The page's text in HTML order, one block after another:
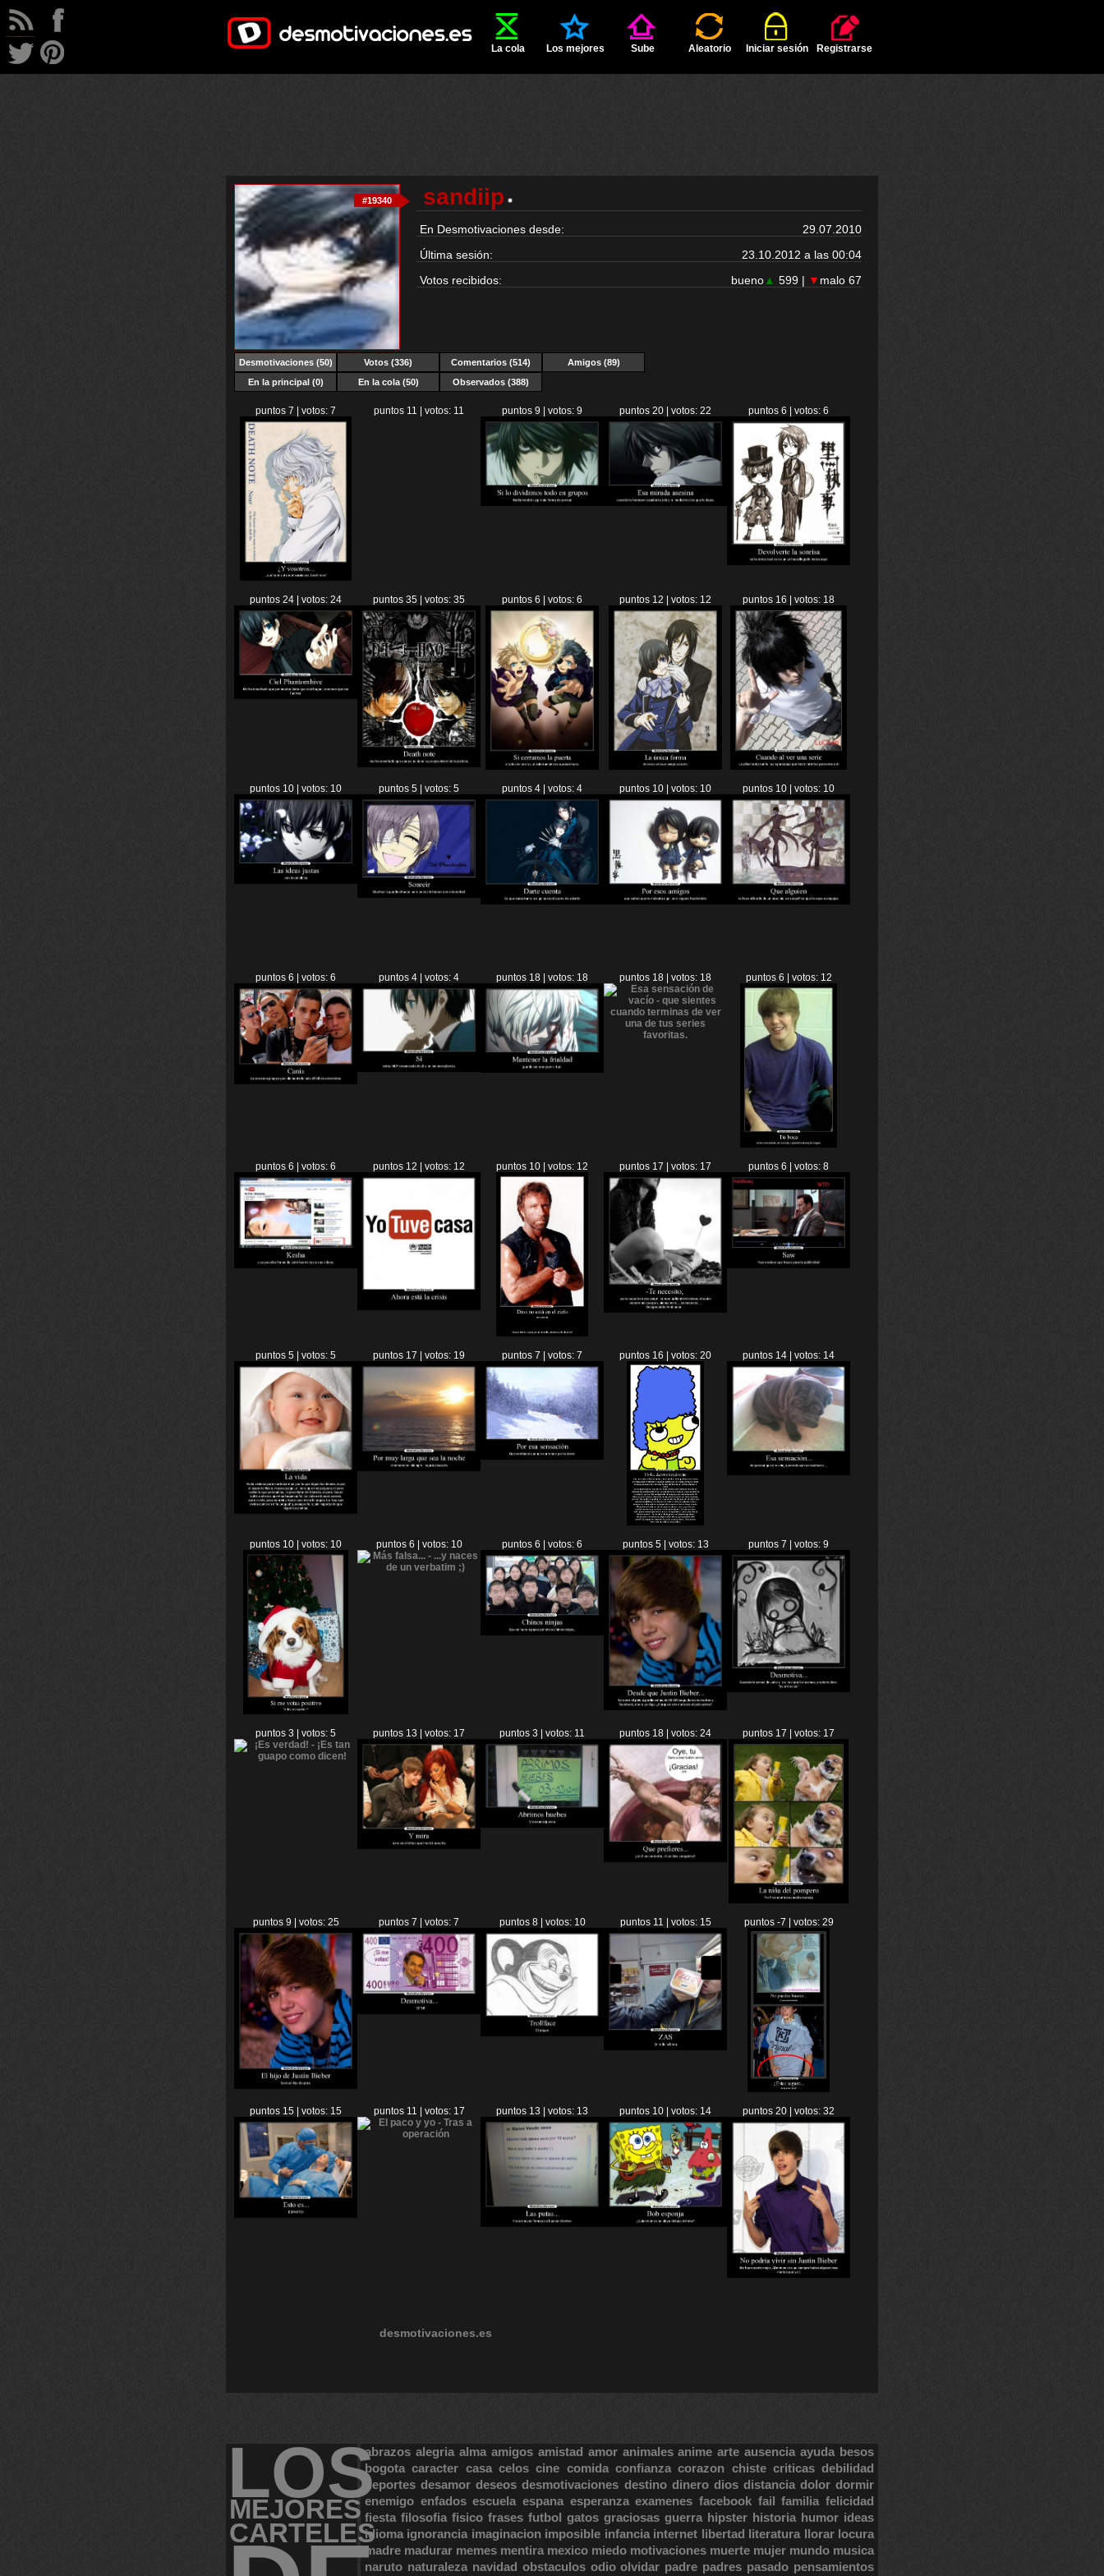
La cola Los mejores Sube Aleatorio Iniciar sesión Registrarse
#19340 sandiip
En Desmotivaciones desde:
29.07.2010
Última sesión:
23.10.2012 a las 00:04
Votos recibidos:
bueno▲ 599 | ▼ malo 67
Desmotivaciones(50) Votos (336) Comentarios (514)
Amigos (89)
En la principal (0)
En la cola (50) Observados (388)
puntos 7 | votos: 7 puntos 11 | votos: 11 puntos 9 | votos: 9 puntos 20 | votos: 22 puntos 6 | votos: 6
puntos 24 | votos: 24 puntos 35 | votos: 35 puntos 6 | votos: 6 puntos 12 | votos: 12 puntos 16 | votos: 18
puntos 10 | votos: 10 puntos 5 | votos: 5 puntos 4 | votos: 4 puntos 10 | votos: 10 puntos 10 | votos: 10
puntos 6 | votos: 6 puntos 4 | votos: 4 puntos 18 | votos: 18 puntos 18 | votos: 18 puntos 6 | votos: 12
puntos 6 | votos: 6 puntos 12 | votos: 12 puntos 10 | votos: 12 puntos 17 | votos: 17 puntos 6 | votos: 8
puntos 5 | votos: 5 puntos 17 | votos: 19 puntos 7 | votos: 7 puntos 16 | votos: 20 puntos 14 | votos: 14
puntos 10 | votos: 10 puntos 6 | votos: 10 puntos 6 | votos: 6 puntos 5 | votos: 13 puntos 7 | votos: 9
puntos 3 | votos: 5 puntos 13 | votos: 17 puntos 3 | votos: 11 puntos 18 | votos: 24 puntos 17 | votos: 17
puntos 9 | votos: 25 puntos 7 | votos: 7 puntos 8 | votos: 10 puntos 11 | votos: 15 puntos -7 | votos: 29
puntos 15 | votos: 15 puntos 11 | votos: 17 puntos 13 | votos: 13 puntos 10 | votos: 14 puntos 20 | votos: 32
desmotivaciones.es
LOS
MEJORES
CARTELES
abrazos alegria alma amigos amistad amor animales anime arte ausencia ayuda besos
bogota caracter casa celos cine comida confianza corazon chiste criticas debilidad
deportes desamor deseos desmotivaciones destino dinero dios distancia dolor dormir
enemigo enfados escuela espana esperanza examenes facebook fail familia felicidad
fiesta filosofia fisico frases futbol gatos graciosas guerra hipster historia humor ideas
idioma ignorancia imaginacion imposible infancia internet libertad literatura llorar locura
madre madurar memes mentira mexico miedo motivaciones muerte mujer mundo musica
naruto naturaleza navidad obstaculos odio olvidar padre padres pasado pensamientos